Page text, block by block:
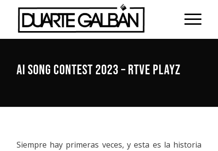
AI SONG CONTEST 2023 – RTVE PLAYZ
Siempre hay primeras veces, y esta es la historia